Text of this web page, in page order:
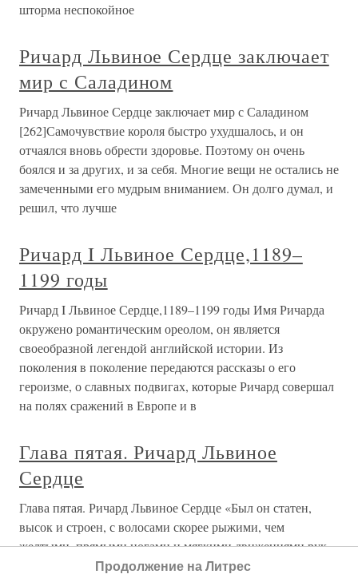
шторма неспокойное
Ричард Львиное Сердце заключает
мир с Саладином
Ричард Львиное Сердце заключает мир с Саладином
[262]Самочувствие короля быстро ухудшалось, и он
отчаялся вновь обрести здоровье. Поэтому он очень
боялся и за других, и за себя. Многие вещи не остались не
замеченными его мудрым вниманием. Он долго думал, и
решил, что лучше
Ричард I Львиное Сердце,1189–
1199 годы
Ричард I Львиное Сердце,1189–1199 годы Имя Ричарда
окружено романтическим ореолом, он является
своеобразной легендой английской истории. Из
поколения в поколение передаются рассказы о его
героизме, о славных подвигах, которые Ричард совершал
на полях сражений в Европе и в
Глава пятая. Ричард Львиное
Сердце
Глава пятая. Ричард Львиное Сердце «Был он статен,
высок и строен, с волосами скорее рыжими, чем
желтыми, прямыми ногами и мягкими движениями рук.
Руки были длинными, и это давало ему преимущество
Продолжение на Литрес